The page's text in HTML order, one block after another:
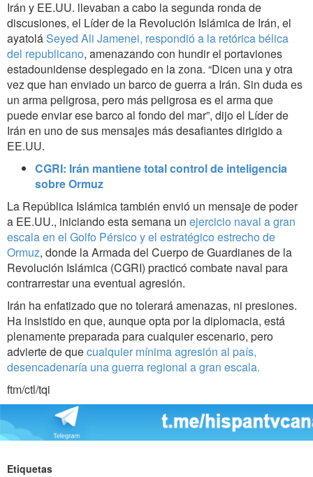
Irán y EE.UU. llevaban a cabo la segunda ronda de
discusiones, el Líder de la Revolución Islámica de Irán, el
ayatoláSeyed Ali Jamenei, respondió a la retórica bélica
del republicano, amenazando con hundir el portaviones
estadounidense desplegado en la zona. “Dicen una y otra
vez que han enviado un barco de guerra a Irán. Sin duda es
un arma peligrosa, pero más peligrosa es el arma que
puede enviar ese barco al fondo del mar”, dijo el Líder de
Irán en uno de sus mensajes más desafiantes dirigido a
EE.UU.
CGRI: Irán mantiene total control de inteligencia
sobre Ormuz
La República Islámica también envió un mensaje de poder
a EE.UU., iniciando esta semana un ejercicio naval a gran
escala en el Golfo Pérsico y el estratégico estrecho de
Ormuz, donde la Armada del Cuerpo de Guardianes de la
Revolución Islámica (CGRI) practicó combate naval para
contrarrestar una eventual agresión.
Irán ha enfatizado que no tolerará amenazas, ni presiones.
Ha insistido en que, aunque opta por la diplomacia, está
plenamente preparada para cualquier escenario, pero
advierte de quecualquier mínima agresión al país,
desencadenaría una guerra regional a gran escala.
ftm/ctl/tqi
Etiquetas